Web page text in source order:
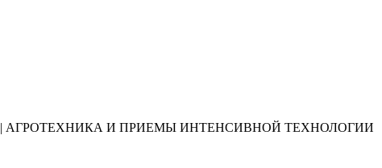
| АГРОТЕХНИКА И ПРИЕМЫ ИНТЕНСИВНОЙ ТЕХНОЛОГИИ